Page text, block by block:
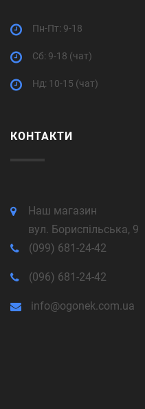
Пн-Пт: 9-18
Cб: 9-18 (чат)
Нд: 10-15 (чат)
КОНТАКТИ
Наш магазин
вул. Бориспільська, 9
(099) 681-24-42
(096) 681-24-42
info@ogonek.com.ua